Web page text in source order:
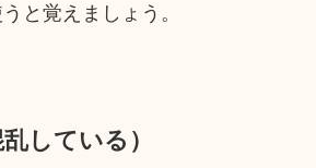
と覚えましょう。
している）